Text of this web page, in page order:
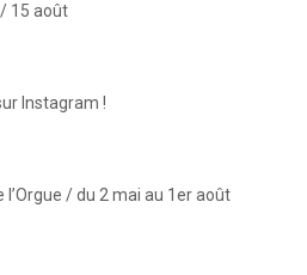
/ 15 août
Instagram !
l’Orgue / du 2 mai au 1er août